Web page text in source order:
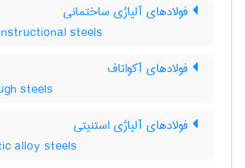
فولادهای آلیاژی ساختمانی
steels
فولادهای آکواتاف
steels
فولادهای آلیاژی استنیتی
alloy steels